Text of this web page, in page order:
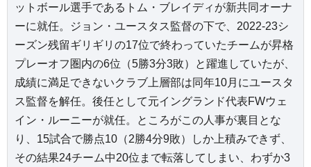
ットボール選手であるトム・ブレイディが新共同オーナ
ーに就任。ジョン・ユースタス監督の下で、2022-23シ
ーズン残留ギリギリの17位で終わっていたチームが昇格
プレーオフ圏内の6位（5勝3分3敗）と躍進していたが、
成績に満足できないクラブ上層部は同年10月にユースタ
ス監督を解任。後任として元イングランド代表FWウェ
イン・ルーニーが就任。ところがこの人事が裏目とな
り、15試合で勝点10（2勝4分9敗）しか上積みできず、
その結果24チーム中20位まで転落してしまい、わずか3